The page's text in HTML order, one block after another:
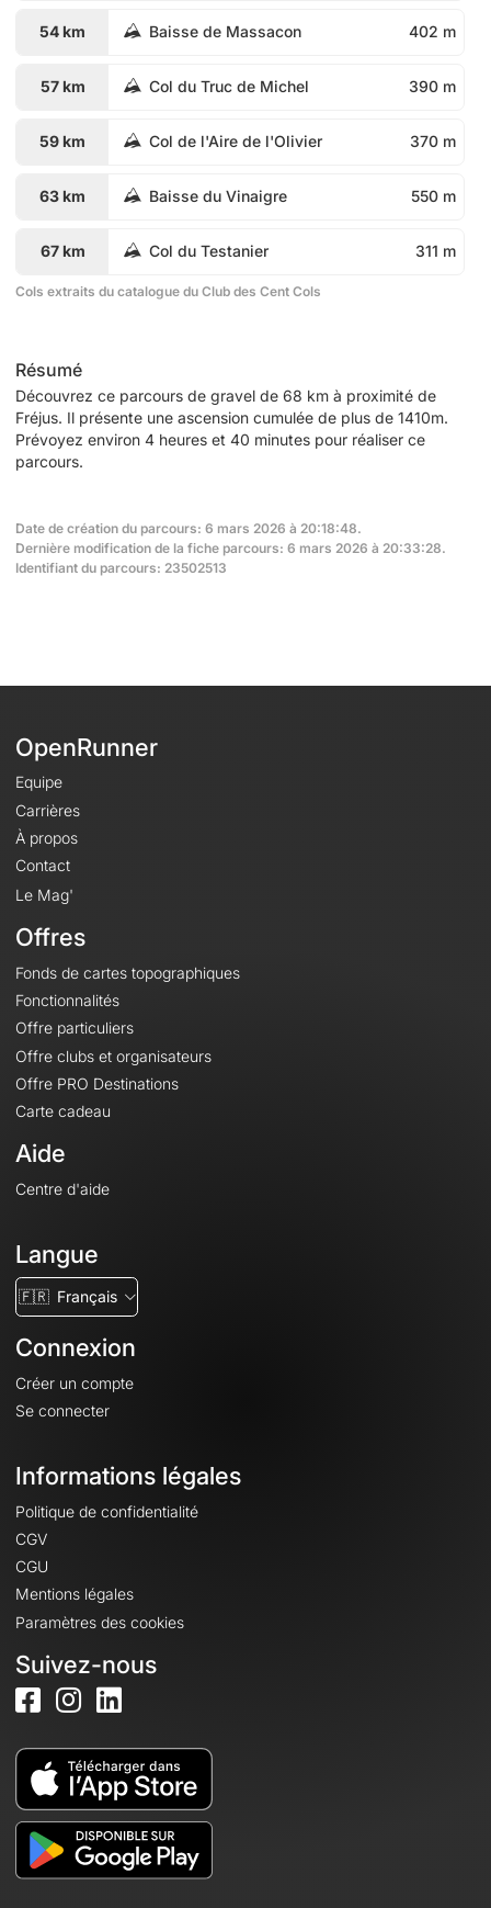
54 km Baisse de Massacon 402 m
57 km Col du Truc de Michel 390 m
59 km Col de l'Aire de l'Olivier 370 m
63 km Baisse du Vinaigre 550 m
67 km Col du Testanier 311 m
Cols extraits du catalogue du Club des Cent Cols
Résumé
Découvrez ce parcours de gravel de 68 km à proximité de
Fréjus. Il présente une ascension cumulée de plus de 1410m.
Prévoyez environ 4 heures et 40 minutes pour réaliser ce
parcours.
Date de création du parcours: 6 mars 2026 à 20:18:48.
Dernière modification de la fiche parcours: 6 mars 2026 à 20:33:28.
Identifiant du parcours: 23502513
OpenRunner
Equipe
Carrières
À propos
Contact
Le Mag'
Offres
Fonds de cartes topographiques
Fonctionnalités
Offre particuliers
Offre clubs et organisateurs
Offre PRO Destinations
Carte cadeau
Aide
Centre d'aide
Langue
🇫🇷 Français
Connexion
Créer un compte
Se connecter
Informations légales
Politique de confidentialité
CGV
CGU
Mentions légales
Paramètres des cookies
Suivez-nous